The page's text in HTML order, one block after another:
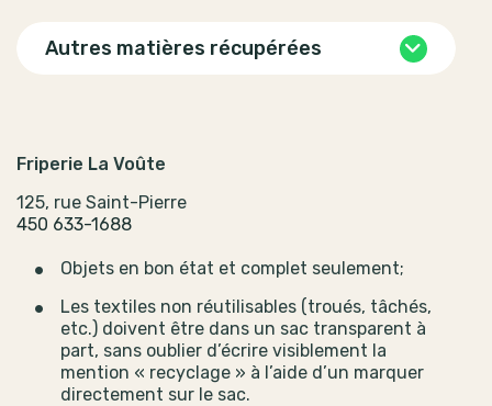
Autres matières récupérées
Friperie La Voûte
125, rue Saint-Pierre
450 633-1688
Objets en bon état et complet seulement;
Les textiles non réutilisables (troués, tâchés,
etc.) doivent être dans un sac transparent à
part, sans oublier d’écrire visiblement la
mention « recyclage » à l’aide d’un marquer
directement sur le sac.